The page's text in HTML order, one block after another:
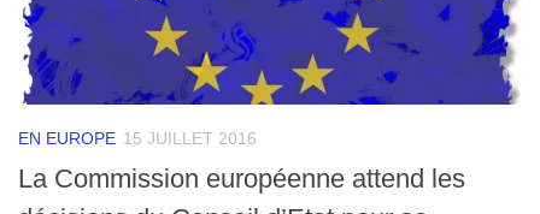
EN EUROPE 15 JUILLET 2016
La Commission européenne attend les